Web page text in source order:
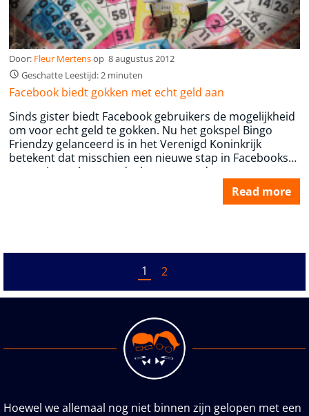
Door: Fleur Mertensop 8 augustus 2012
Geschatte Leestijd: 2 minuten
Facebook biedt gokken met echt geld aan
Sinds gister biedt Facebook gebruikers de mogelijkheid
om voor echt geld te gokken. Nu het gokspel Bingo
Friendzy gelanceerd is in het Verenigd Koninkrijk
betekent dat misschien een nieuwe stap in Facebooks
strategie om hun aandeel meer waarde te geven.
Read more
1 2
Hoewel we allemaal nog niet binnen zijn gelopen met een